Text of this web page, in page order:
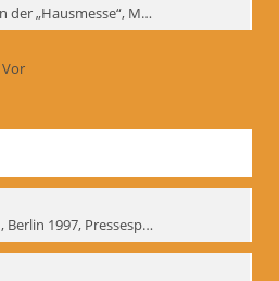
Aufnahmen von der „Hausmesse“, Mime Centrum Berlin, 1994. Ausstellung und Veranstaltungsreihe anlässlich des 120. Geburtstages von W. E. Meyerhold im Mime Centrum Berlin, Februar 1994 (Bd. 2) - Interne Signatur: BM-vid-22
Vor
Mann ist Mann, Berlin 1997, Pressespiegel - interne Signatur: BM-prt-262-24